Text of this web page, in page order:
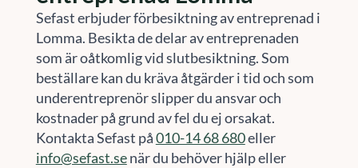
Sefast erbjuder förbesiktning av entreprenad i
Lomma. Besikta de delar av entreprenaden
som är oåtkomlig vid slutbesiktning. Som
beställare kan du kräva åtgärder i tid och som
underentreprenör slipper du ansvar och
kostnader på grund av fel du ej orsakat.
Kontakta Sefast på010-14 68 680eller
info@sefast.senär du behöver hjälp eller